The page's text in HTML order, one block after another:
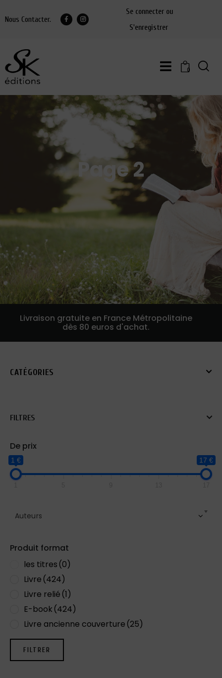
Nous Contacter.
Se connecter ou
S'enregistrer
0
Page 2
Livraison gratuite en France Métropolitaine
dès 80 euros d'achat.
CATÉGORIES
FILTRES
De prix
1 € 17 €
Auteurs
Produit format
les titres (0)
Livre (424)
Livre relié (1)
E-book (424)
Livre ancienne couverture (25)
FILTRER